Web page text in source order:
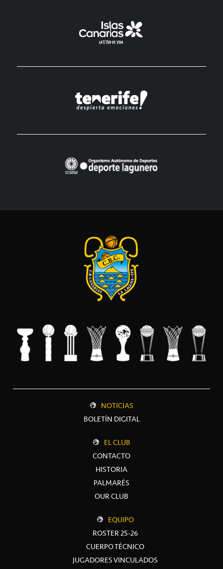
NOTICIAS
BOLETÍN DIGITAL
EL CLUB
CONTACTO
HISTORIA
PALMARÉS
OUR CLUB
EQUIPO
ROSTER 25-26
CUERPO TÉCNICO
JUGADORES VINCULADOS